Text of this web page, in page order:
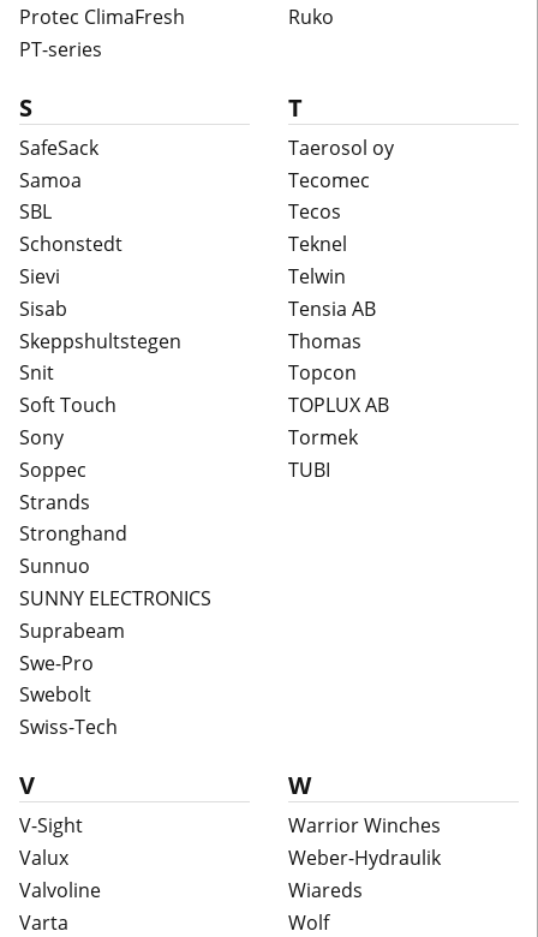
Protec ClimaFresh
PT-series
Ruko
S
SafeSack
Samoa
SBL
Schonstedt
Sievi
Sisab
Skeppshultstegen
Snit
Soft Touch
Sony
Soppec
Strands
Stronghand
Sunnuo
SUNNY ELECTRONICS
Suprabeam
Swe-Pro
Swebolt
Swiss-Tech
T
Taerosol oy
Tecomec
Tecos
Teknel
Telwin
Tensia AB
Thomas
Topcon
TOPLUX AB
Tormek
TUBI
V
V-Sight
Valux
Valvoline
Varta
W
Warrior Winches
Weber-Hydraulik
Wiareds
Wolf